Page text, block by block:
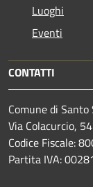
Luoghi
Eventi
CONTATTI
Comune di
Via Colacurcio, 54
Codice Fiscale:
Partita IVA: